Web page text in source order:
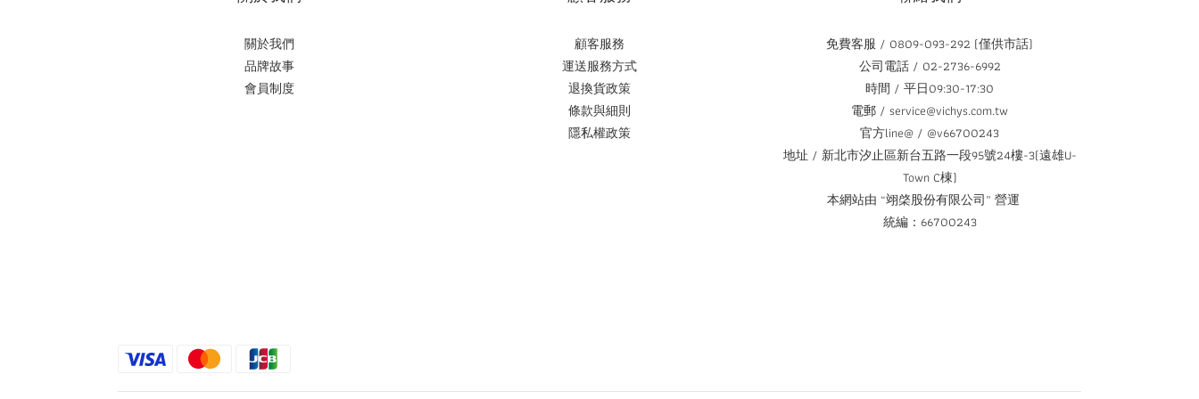
關於我們
品牌故事
會員制度
顧客服務
運送服務方式
退換貨政策
條款與細則
隱私權政策
免費客服 / 0809-093-292 (僅供市話)
公司電話 / 02-2736-6992
時間 / 平日09:30-17:30
電郵 / service@vichys.com.tw
官方line@ / @v66700243
地址 / 新北市汐止區新台五路一段95號24樓-3(遠雄U-
Town C棟)
本網站由 “翊棨股份有限公司” 營運
統編：66700243